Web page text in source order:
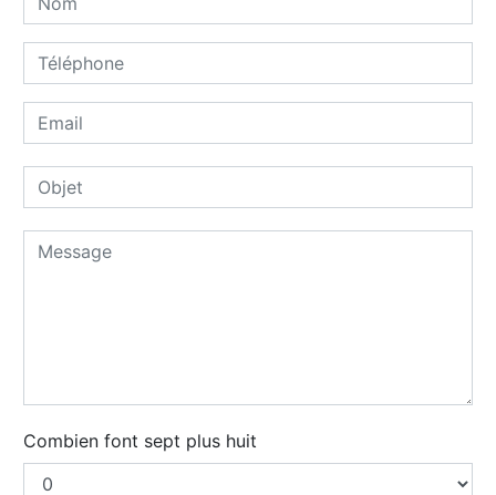
Combien font sept plus huit